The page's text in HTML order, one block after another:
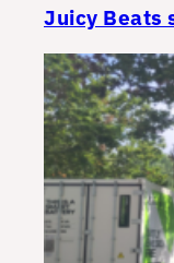
Juicy Beats